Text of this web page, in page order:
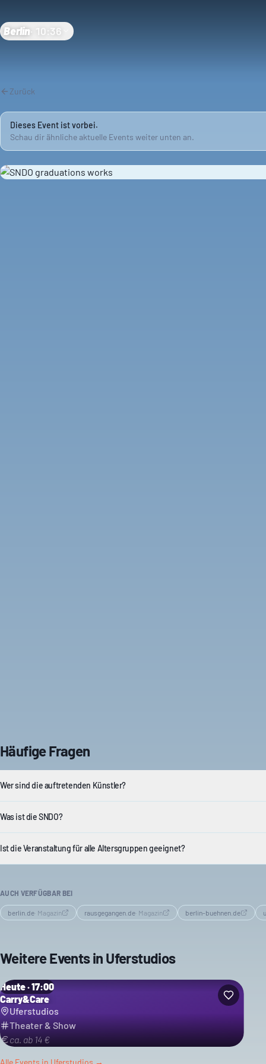
Berlin· 10:36
Zurück
Dieses Event ist vorbei.
Schau dir ähnliche aktuelle Events weiter unten an.
Häufige Fragen
Wer sind die auftretenden Künstler?
Was ist die SNDO?
Ist die Veranstaltung für alle Altersgruppen geeignet?
AUCH VERFÜGBAR BEI
berlin.de· Magazin rausgegangen.de· Magazin berlin-buehnen.de
Weitere Events in Uferstudios
Heute · 17:00
Carry&Care
Uferstudios
Theater & Show
ca. ab 14 €
Alle Events in Uferstudios →